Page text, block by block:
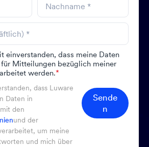
einverstanden, dass meine Daten
Mitteilungen bezüglich meiner
werden.*
dass Luware
Daten in
den
und der
um meine
und mich über
Sende
n